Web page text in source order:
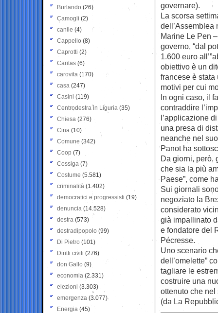
governare).
La scorsa
Marine Le Pen
governo, “dal
1.600 euro
obiettivo è un
francese è
motivi per cui
In ogni caso, il
contraddire
l’applicazione
una presa di
neanche nel
Panot ha
Da giorni, però,
che sia la più
Paese”, come
Sui giornali
negoziato la
considerato
già impallinato
e fondatore del
Pécresse.
Uno scenario
dell’omelette”
tagliare le
costruire una
ottenuto che
(da La
Burlando (26)
Camogli (2)
canile (4)
Cappello (8)
Caprotti (2)
Caritas (6)
carovita (170)
casa (247)
Casini (119)
Centrodestra in Liguria (35)
Chiesa (276)
Cina (10)
Comune (342)
Coop (7)
Cossiga (7)
Costume (5.581)
criminalità (1.402)
democratici e progressisti (19)
denuncia (14.528)
destra (573)
destradipopolo (99)
Di Pietro (101)
Diritti civili (276)
don Gallo (9)
economia (2.331)
elezioni (3.303)
emergenza (3.077)
Energia (45)